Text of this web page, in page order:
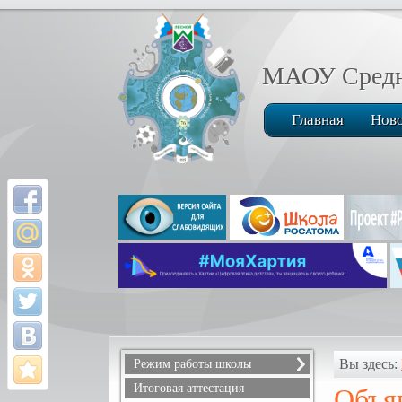
МАОУ
Главная
Режим работы школы
Расписание звонков
Итоговая аттестация
Вы здесь: